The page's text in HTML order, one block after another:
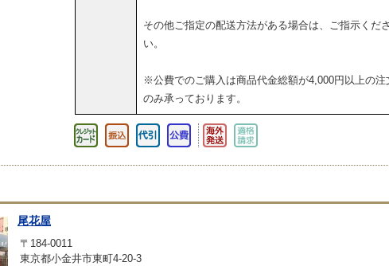
その他ご指定の配送方法がある場合は、ご指示くだ
い。
※公費でのご購入は商品代金総額が4,000円以上の注
のみ承っております。
尾花屋
〒184-0011
東京都小金井市東町4-20-3